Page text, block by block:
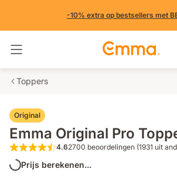
-10% extra op bestsellers met
Navigatie in- en uitschakelen
Toppers
Original
Emma Original Pro
4.6 van de 5
4.62700 beoordelingen (1931 uit
Prijs berekenen...